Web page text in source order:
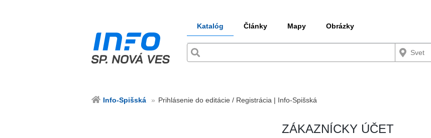
Katalóg Články Mapy Obrázky
Info-Spišská Prihlásenie do editácie / Registrácia | Info-Spišská
ZÁKAZNÍCKY ÚČET